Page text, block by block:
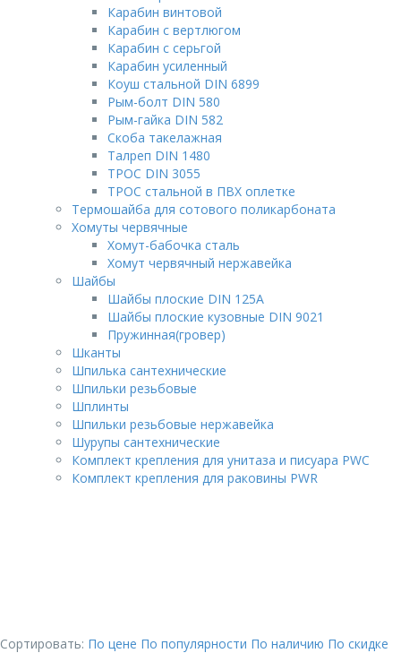
Карабин винтовой
Карабин с вертлюгом
Карабин с серьгой
Карабин усиленный
Коуш стальной DIN 6899
Рым-болт DIN 580
Рым-гайка DIN 582
Скоба такелажная
Талреп DIN 1480
ТРОС DIN 3055
ТРОС стальной в ПВХ оплетке
Термошайба для сотового поликарбоната
Хомуты червячные
Хомут-бабочка cталь
Хомут червячный нержавейка
Шайбы
Шайбы плоские DIN 125A
Шайбы плоские кузовные DIN 9021
Пружинная(гровер)
Шканты
Шпилька сантехнические
Шпильки резьбовые
Шплинты
Шпильки резьбовые нержавейка
Шурупы сантехнические
Комплект крепления для унитаза и писуара PWC
Комплект крепления для раковины PWR
Сортировать: По цене По популярности По наличию По скидке